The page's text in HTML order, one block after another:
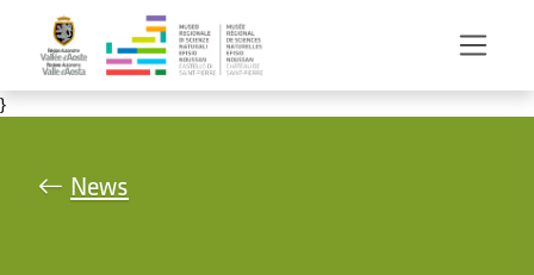
Salta al contenuto principale
}
News